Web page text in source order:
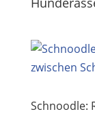
Schnoodle: